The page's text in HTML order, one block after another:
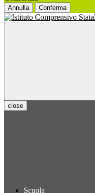
Annulla Conferma
close
Scuola